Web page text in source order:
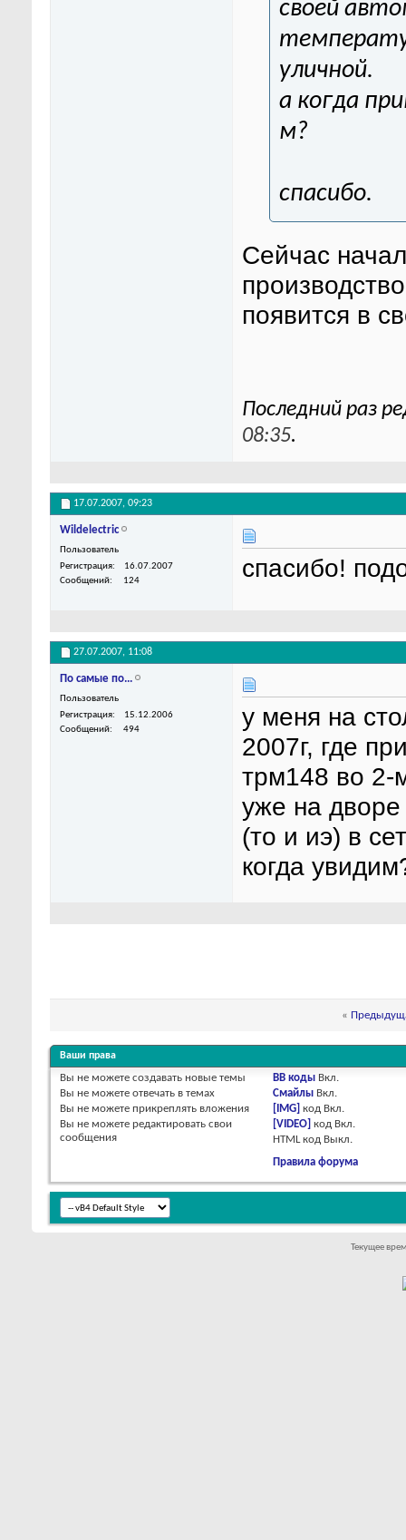
своей
уличной.
а когда
м?
спасибо.
Сейчас
появится в
Последний раз
08:35.
17.07.2007, 09:23
Wildelectric
Пользователь
Регистрация
16.07.2007
Сообщений
124 спасибо!
27.07.2007, 11:08
По самые по...
Пользователь
Регистрация
15.12.2006
Сообщений
494
у меня на
2007г, где
трм148 во 2-
уже на дворе
(то и иэ) в
когда
«
Ваши права
Вы не можете создавать новые темы
Вы не можете отвечать в темах
Вы не можете прикреплять вложения
Вы не можете редактировать свои
сообщения
BB коды Вкл.
Смайлы Вкл.
[IMG] код Вкл.
[VIDEO] код Вкл.
HTML код Выкл.
Правила форума
Текущее